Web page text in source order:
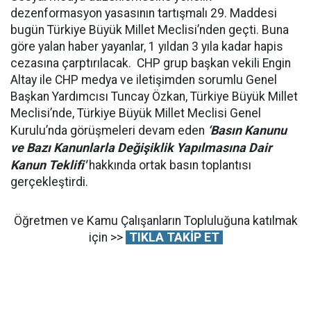
dezenformasyon yasasının tartışmalı 29. Maddesi
bugün Türkiye Büyük Millet Meclisi’nden geçti. Buna
göre yalan haber yayanlar, 1 yıldan 3 yıla kadar hapis
cezasına çarptırılacak. CHP grup başkan vekili Engin
Altay ile CHP medya ve iletişimden sorumlu Genel
Başkan Yardımcısı Tuncay Özkan, Türkiye Büyük Millet
Meclisi’nde, Türkiye Büyük Millet Meclisi Genel
Kurulu’nda görüşmeleri devam eden ‘Basın Kanunu
ve Bazı Kanunlarla Değişiklik Yapılmasına Dair
Kanun Teklifi'hakkında ortak basın toplantısı
gerçekleştirdi.
Öğretmen ve Kamu Çalışanların Topluluğuna katılmak
için >> TIKLA TAKİP ET